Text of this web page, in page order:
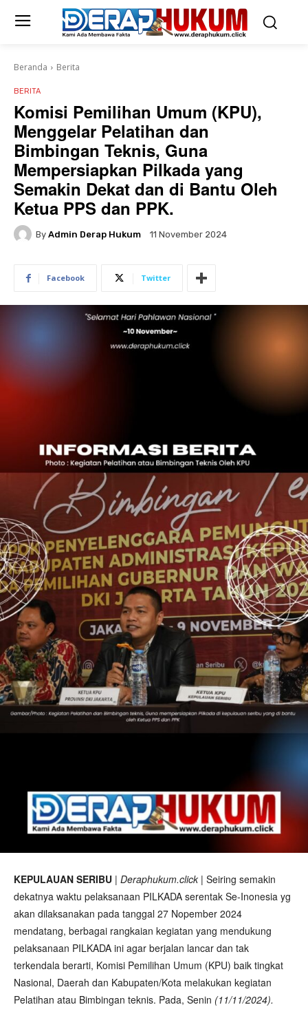
Beranda Berita
BERITA
Komisi Pemilihan Umum (KPU),
Menggelar Pelatihan dan
Bimbingan Teknis, Guna
Mempersiapkan Pilkada yang
Semakin Dekat dan di Bantu Oleh
Ketua PPS dan PPK.
By Admin Derap Hukum 11 November 2024
Facebook Twitter
KEPULAUAN SERIBU | Deraphukum.click | Seiring semakin
dekatnya waktu pelaksanaan PILKADA serentak Se-Inonesia yg
akan dilaksanakan pada tanggal 27 Nopember 2024
mendatang, berbagai rangkaian kegiatan yang mendukung
pelaksanaan PILKADA ini agar berjalan lancar dan tak
terkendala berarti, Komisi Pemilihan Umum (KPU) baik tingkat
Nasional, Daerah dan Kabupaten/Kota melakukan kegiatan
Pelatihan atau Bimbingan teknis. Pada, Senin (11/11/2024).